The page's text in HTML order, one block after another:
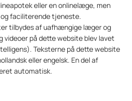
eller en onlinelæge, men
faciliterende tjeneste.
tilbydes af uafhængige læger og
videoer på dette website blev lavet
Teksterne på dette website
eller engelsk. En del af
automatisk.